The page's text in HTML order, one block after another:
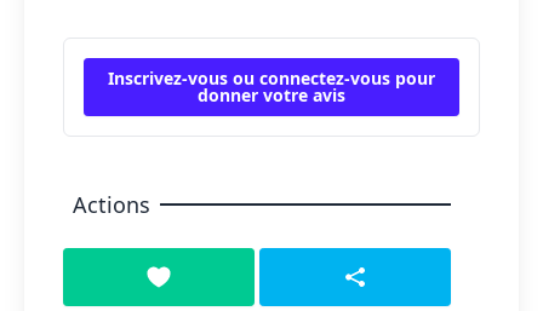
Inscrivez-vous ou connectez-vous pour
donner votre avis
Actions